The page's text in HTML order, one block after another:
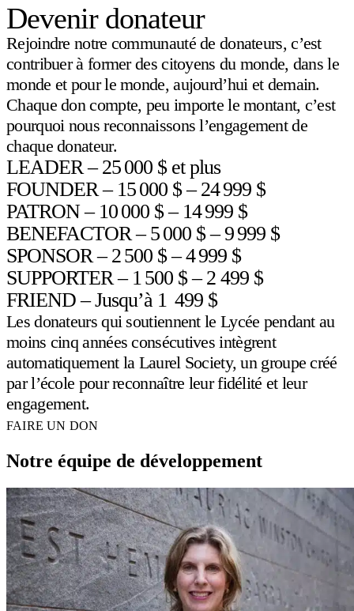
Devenir donateur
Rejoindre notre communauté de donateurs, c’est
contribuer à former des citoyens du monde, dans le
monde et pour le monde, aujourd’hui et demain.
Chaque don compte, peu importe le montant, c’est
pourquoi nous reconnaissons l’engagement de
chaque donateur.
LEADER– 25 000 $ et plus
FOUNDER– 15 000 $ – 24 999 $
PATRON– 10 000 $ – 14 999 $
BENEFACTOR– 5 000 $ – 9 999 $
SPONSOR– 2 500 $ – 4 999 $
SUPPORTER– 1 500 $ – 2 499 $
FRIEND– Jusqu’à 1 499 $
Les donateurs qui soutiennent le Lycée pendant au
moins cinq années consécutives intègrent
automatiquement la Laurel Society, un groupe créé
par l’école pour reconnaître leur fidélité et leur
engagement.
FAIRE UN DON
Notre équipe de développement